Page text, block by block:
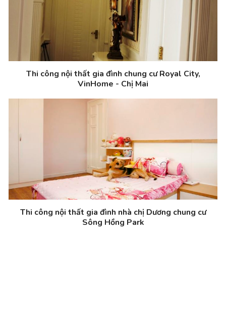
Thi công nội thất gia đình chung cư Royal City,
VinHome - Chị Mai
Thi công nội thất gia đình nhà chị Dương chung cư
Sông Hồng Park